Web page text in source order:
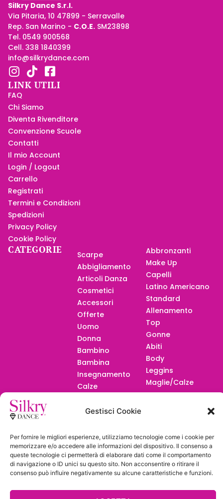
Gestisci Cookie
Per fornire le migliori esperienze, utilizziamo tecnologie come i cookie per
memorizzare e/o accedere alle informazioni del dispositivo. Il consenso a
queste tecnologie ci permetterà di elaborare dati come il comportamento
di navigazione o ID unici su questo sito. Non acconsentire o ritirare il
consenso può influire negativamente su alcune caratteristiche e funzioni.
Silkry Dance S.r.l.
Via Pitaria, 10 47899 - Serravalle
Rep. San Marino - C.O.E. SM23898
Tel. 0549 900568
Cell. 338 1840399
info@silkrydance.com
LINK UTILI
FAQ
Chi Siamo
Diventa Rivenditore
Convenzione Scuole
Contatti
Il mio Account
Login / Logout
Carrello
Registrati
Termini e Condizioni
Spedizioni
Privacy Policy
Cookie Policy
CATEGORIE
Scarpe
Abbigliamento
Articoli Danza
Cosmetici
Accessori
Offerte
Uomo
Donna
Bambino
Bambina
Insegnamento
Calze
Abbronzanti
Make Up
Capelli
Latino Americano
Standard
Allenamento
Top
Gonne
Abiti
Body
Leggins
Maglie/Calze
Diventa
Rivenditore